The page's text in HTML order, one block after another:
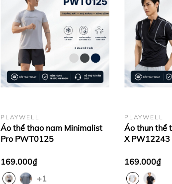
PLAYWELL
Áo thể thao nam Minimalist
Pro PWT0125
169.000₫
+1
PLAYWELL
Áo thun thể
X PW12243
169.000₫